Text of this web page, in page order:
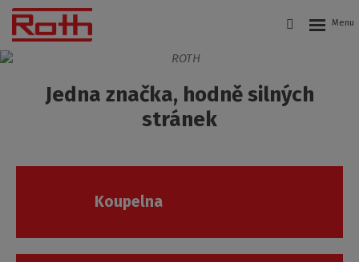
Jedna značka, hodně silných
stránek
Koupelna